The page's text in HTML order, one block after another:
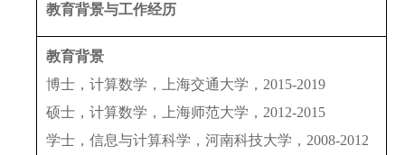
教育背景与工作经历
教育背景
博士，计算数学，上海交通大学， 2015-2019
硕士，计算数学，上海师范大学， 2012-2015
学士，信息与计算科学，河南科技大学， 2008-2012